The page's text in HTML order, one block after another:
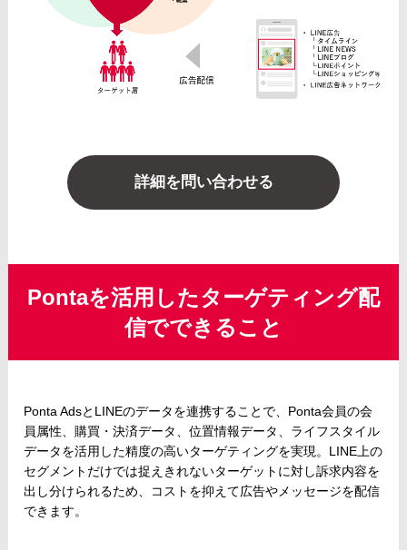
詳細を問い合わせる
Pontaを活用したターゲティング配
信でできること
Ponta AdsとLINEのデータを連携することで、Ponta会員の会
員属性、購買・決済データ、位置情報データ、ライフスタイル
データを活用した精度の高いターゲティングを実現。LINE上の
セグメントだけでは捉えきれないターゲットに対し訴求内容を
出し分けられるため、コストを抑えて広告やメッセージを配信
できます。